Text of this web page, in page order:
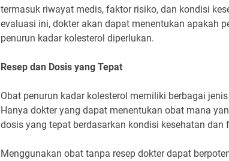
termasuk riwayat medis, faktor risiko, dan kondisi
evaluasi ini, dokter akan dapat menentukan apakah
penurun kadar kolesterol diperlukan.
Resep dan Dosis yang Tepat
Obat penurun kadar kolesterol memiliki berbagai
Hanya dokter yang dapat menentukan obat mana
dosis yang tepat berdasarkan kondisi kesehatan dan
Menggunakan obat tanpa resep dokter dapat